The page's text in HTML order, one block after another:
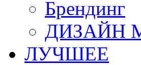
Брендинг
ДИЗАЙН
ЛУЧШЕЕ